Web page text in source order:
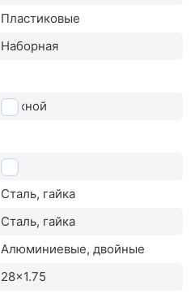
Пластиковые
Наборная
ножной
28"
Сталь, гайка
Сталь, гайка
Алюминиевые, двойные
28x1.75